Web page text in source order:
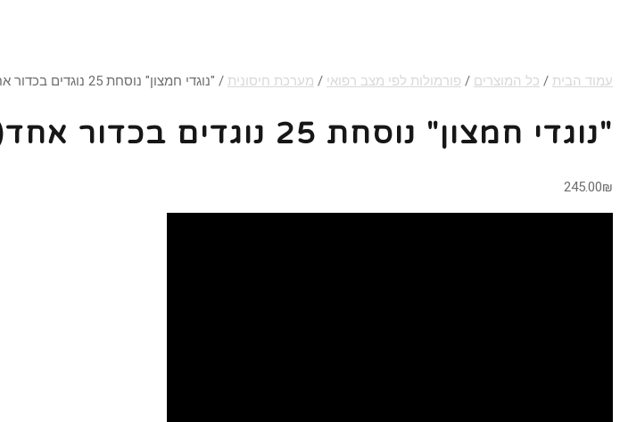
עמוד הבית / כל המוצרים / פורמולות לפי מצב רפואי / מערכת חיסונית / "נוגדי חמצון" נוסחת 25 נוגדים בכדור אחד(60 יח')
"נוגדי חמצון" נוסחת 25 נוגדים בכדור אחד(60 יח')
245.00₪